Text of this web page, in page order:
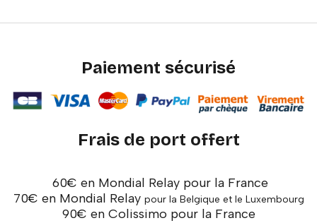
Paiement sécurisé
Frais de port offert
60€ en Mondial Relay pour la France
70€ en Mondial Relay pour la Belgique et le Luxembourg
90€ en Colissimo pour la France